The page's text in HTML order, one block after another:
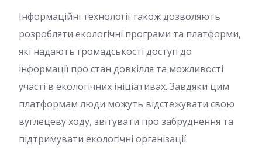
Інформаційні технології також дозволяють
розробляти екологічні програми та платформи,
які надають громадськості доступ до
інформації про стан довкілля та можливості
участі в екологічних ініціативах. Завдяки цим
платформам люди можуть відстежувати свою
вуглецеву ходу, звітувати про забруднення та
підтримувати екологічні організації.